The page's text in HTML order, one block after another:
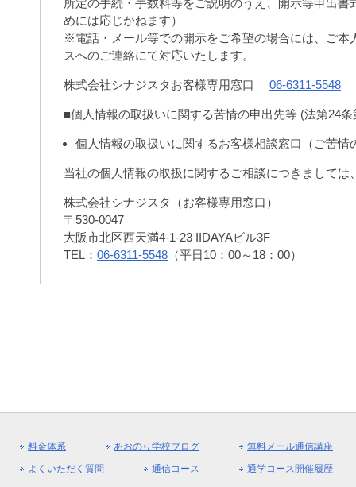
所定の手続・手数料等をご説明のうえ、開示等申出
めには応じかねます）
※電話・メール等での開示をご希望の場合には、ご
スへのご連絡にて対応いたします。
株式会社シナジスタお客様専用窓口 06-6311-5548
■個人情報の取扱いに関する苦情の申出先等 (法第24
個人情報の取扱いに関するお客様相談窓口（ご苦情
当社の個人情報の取扱に関するご相談につきまして
株式会社シナジスタ（お客様専用窓口）
〒530-0047
大阪市北区西天満4-1-23 IIDAYAビル3F
TEL： 06-6311-5548 （平日10：00～18：00）
料金体系 あおのり学校ブログ
無料メール通信講座
よくいただく質問
通信コース 通学コース開催履歴